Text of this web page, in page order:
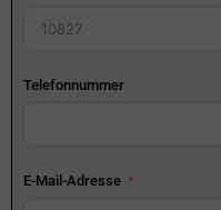
Telefonnummer
E-Mail-Adresse